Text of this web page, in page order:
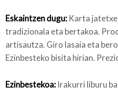
Eskaintzen dugu: Karta
tradizionala eta bertakoa.
artisautza. Giro lasaia eta
Ezinbesteko bisita hirian.
Ezinbestekoa: Irakurri liburu